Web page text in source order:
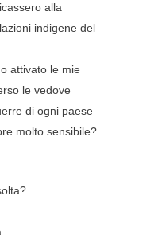
alla
indigene del
attivato le mie
le vedove
di ogni paese
molto sensibile?